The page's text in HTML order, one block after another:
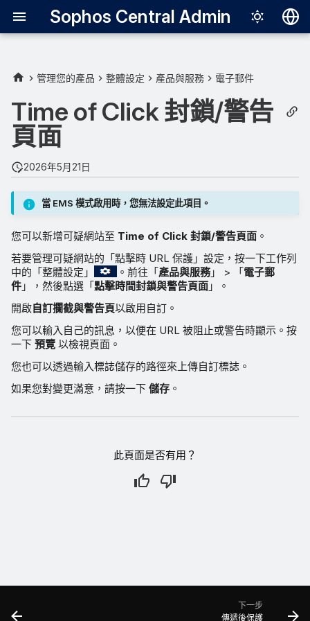
Sophos Central Admin
English
Español
Français
日本語
中文（繁體）
管理您的產品 整體設定 產品與服務 電子郵件
Time of Click 封鎖/警告
頁面
2026年5月21日
當 EMS 模式啟用時，您無法設定此項目。
您可以新增可疑網站至 Time of Click 封鎖/警告頁面 。
若要管理可疑網站的「點擊時 URL 保護」設定，按一下工作列
中的「整體設定」
。前往「 產品與服務」 > 「 電子郵
件 」，然後點選「 點擊時間封鎖與警告頁面 」。
開啟自訂攔截與警告頁以啟用自訂。
您可以輸入自己的訊息，以便在 URL 被阻止或警告時顯示。按
一下 預覽 以檢視頁面。
您也可以透過輸入標誌儲存的路徑來上傳自訂標誌。
如果您對變更滿意，請按一下 儲存 。
此頁面是否有用？
下一步
傳遞後保護